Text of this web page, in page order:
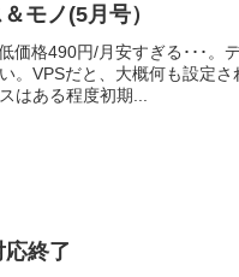
モノ(5月号）
価格490円/月安すぎる･･･。
。VPSだと、大概何も設定
はある程度初期...
終了